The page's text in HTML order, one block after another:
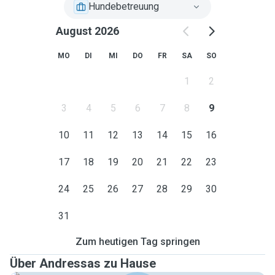
Hundebetreuung
August 2026
MO DI MI DO FR SA SO
1 2
3 4 5 6 7 8 9
10 11 12 13 14 15 16
17 18 19 20 21 22 23
24 25 26 27 28 29 30
31
Zum heutigen Tag springen
Über Andressas zu Hause